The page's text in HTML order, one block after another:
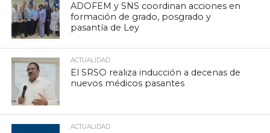
ADOFEM y SNS coordinan acciones en
formación de grado, posgrado y
pasantía de Ley
ACTUALIDAD
El SRSO realiza inducción a decenas de
nuevos médicos pasantes
ACTUALIDAD